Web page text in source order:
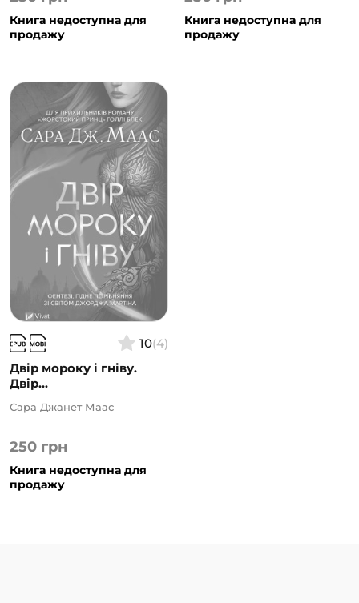
Книга недоступна для
продажу
Книга недоступна для
продажу
10(4)
Двір мороку і гніву.
Двір...
250 грн
Сара Джанет Маас
Книга недоступна для
продажу